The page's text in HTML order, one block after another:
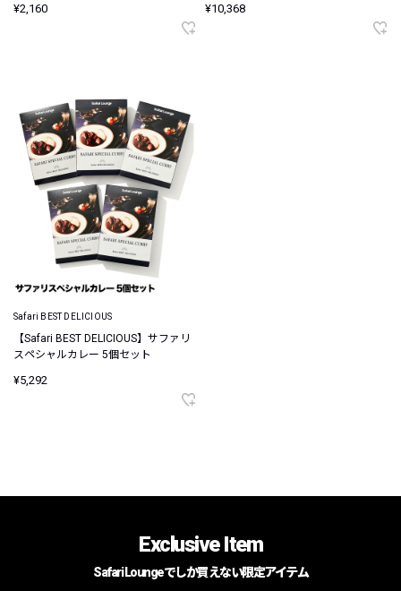
¥2,160 ¥10,368
Safari BEST DELICIOUS
【Safari BEST DELICIOUS】サファリ
スペシャルカレー 5個セット
¥5,292
Exclusive Item
Safari Loungeでしか買えない限定アイテム